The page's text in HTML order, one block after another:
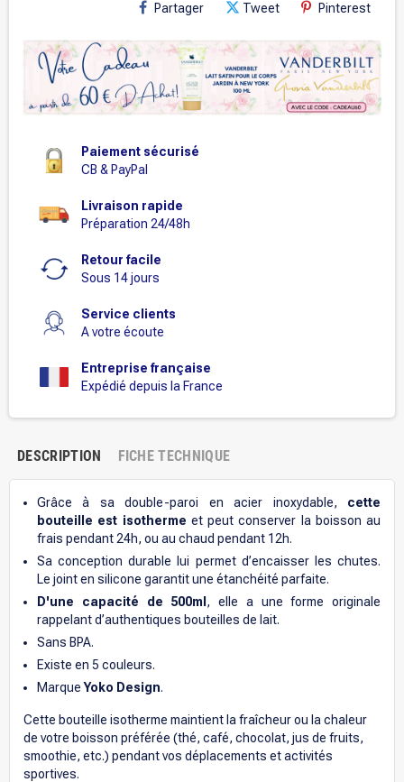
Partager Tweet Pinterest
Paiement sécurisé
CB & PayPal
Livraison rapide
Préparation 24/48h
Retour facile
Sous 14 jours
Service clients
A votre écoute
Entreprise française
Expédié depuis la France
DESCRIPTION FICHE TECHNIQUE
Grâce à sa double-paroi en acier inoxydable, cette
bouteille est isotherme et peut conserver la boisson au
frais pendant 24h, ou au chaud pendant 12h.
Sa conception durable lui permet d’encaisser les chutes.
Le joint en silicone garantit une étanchéité parfaite.
D'une capacité de 500ml , elle a une forme originale
rappelant d’authentiques bouteilles de lait.
Sans BPA.
Existe en 5 couleurs.
MarqueYoko Design.
Cette bouteille isotherme maintient la fraîcheur ou la chaleur
de votre boisson préférée (thé, café, chocolat, jus de fruits,
smoothie, etc.) pendant vos déplacements et activités
sportives.